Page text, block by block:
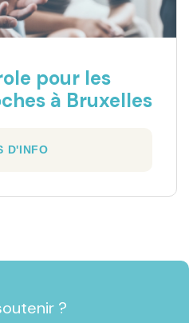
pour les
à Bruxelles
D'INFO
?